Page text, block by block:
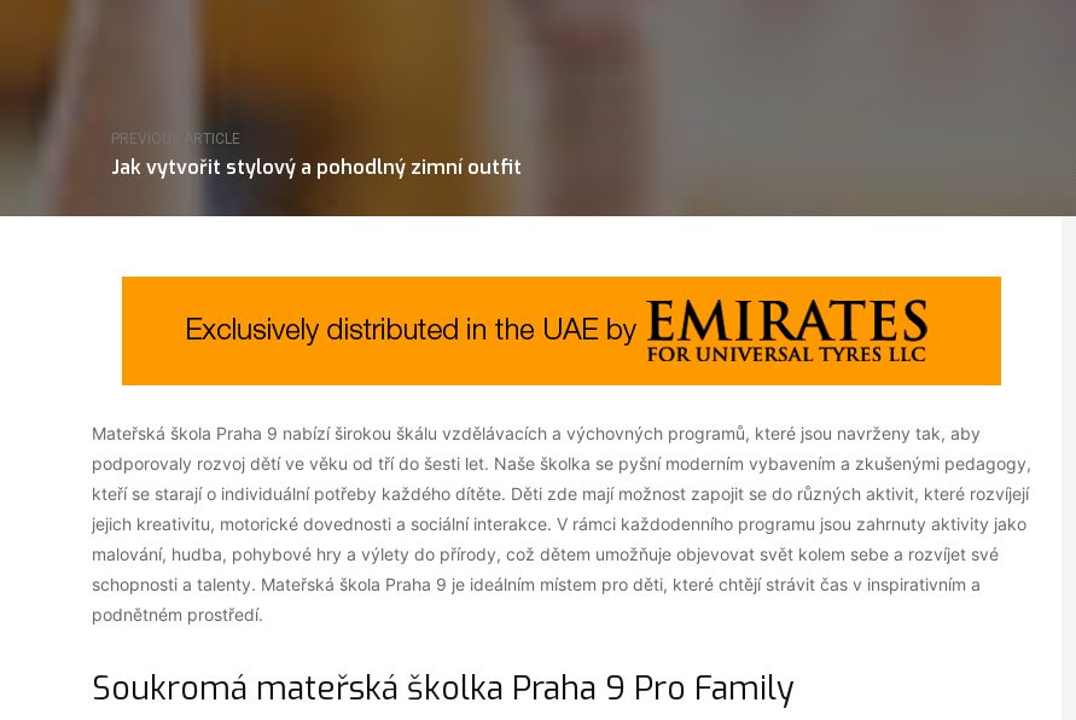
PREVIOUS ARTICLE
Jak vytvořit stylový a pohodlný zimní outfit
Mateřská škola Praha 9 nabízí širokou škálu vzdělávacích a výchovných programů, které jsou navrženy tak, aby
podporovaly rozvoj dětí ve věku od tří do šesti let. Naše školka se pyšní moderním vybavením a zkušenými pedagogy,
kteří se starají o individuální potřeby každého dítěte. Děti zde mají možnost zapojit se do různých aktivit, které rozvíjejí
jejich kreativitu, motorické dovednosti a sociální interakce. V rámci každodenního programu jsou zahrnuty aktivity jako
malování, hudba, pohybové hry a výlety do přírody, což dětem umožňuje objevovat svět kolem sebe a rozvíjet své
schopnosti a talenty. Mateřská škola Praha 9 je ideálním místem pro děti, které chtějí strávit čas v inspirativním a
podnětném prostředí.
Soukromá mateřská školka Praha 9 Pro Family